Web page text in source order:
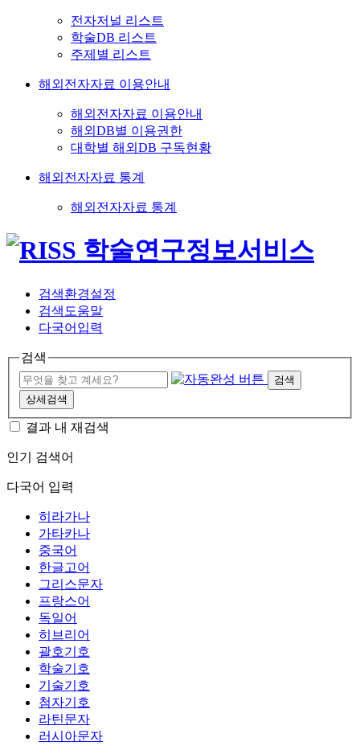
전자저널 리스트
학술DB 리스트
주제별 리스트
해외전자자료 이용안내
해외전자자료 이용안내
해외DB별 이용권한
대학별 해외DB 구독현황
해외전자자료 통계
해외전자자료 통계
검색환경설정
검색도움말
다국어입력
검색
검색
상세검색
결과 내 재검색
인기 검색어
다국어 입력
히라가나
가타카나
중국어
한글고어
그리스문자
프랑스어
독일어
히브리어
괄호기호
학술기호
기술기호
첨자기호
라틴문자
러시아문자